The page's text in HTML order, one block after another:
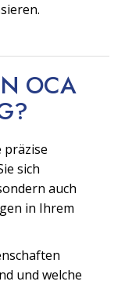
OCA
präzise
sich
auch
in Ihrem
und welche